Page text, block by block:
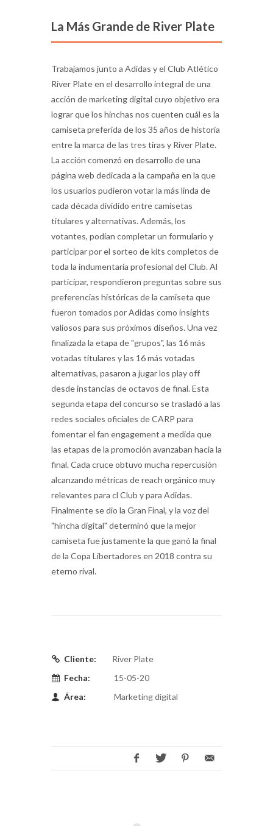
La Más Grande de River Plate
Trabajamos junto a Adidas y el Club Atlético
River Plate en el desarrollo integral de una
acción de marketing digital cuyo objetivo era
lograr que los hinchas nos cuenten cuál es la
camiseta preferida de los 35 años de historia
entre la marca de las tres tiras y River Plate.
La acción comenzó en desarrollo de una
página web dedicada a la campaña en la que
los usuarios pudieron votar la más linda de
cada década dividido entre camisetas
titulares y alternativas. Además, los
votantes, podían completar un formulario y
participar por el sorteo de kits completos de
toda la indumentaria profesional del Club. Al
participar, respondieron preguntas sobre sus
preferencias históricas de la camiseta que
fueron tomados por Adidas como insights
valiosos para sus próximos diseños. Una vez
finalizada la etapa de "grupos", las 16 más
votadas titulares y las 16 más votadas
alternativas, pasaron a jugar los play off
desde instancias de octavos de final. Esta
segunda etapa del concurso se trasladó a las
redes sociales oficiales de CARP para
fomentar el fan engagement a medida que
las etapas de la promoción avanzaban hacia la
final. Cada cruce obtuvo mucha repercusión
alcanzando métricas de reach orgánico muy
relevantes para cl Club y para Adidas.
Finalmente se dio la Gran Final, y la voz del
"hincha digital" determinó que la mejor
camiseta fue justamente la que ganó la final
de la Copa Libertadores en 2018 contra su
eterno rival.
Cliente:
River Plate
Fecha:
15-05-20
Área:
Marketing digital